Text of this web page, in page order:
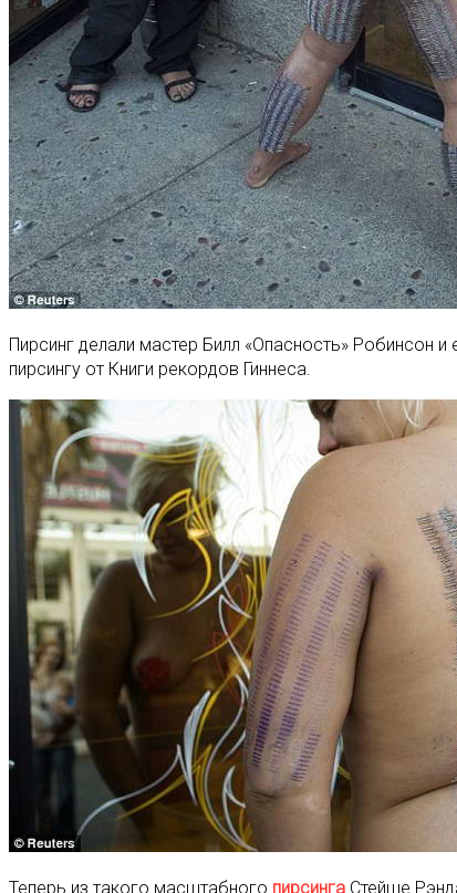
Пирсинг делали мастер Билл «Опасность» Робинсон
пирсингу от Книги рекордов Гиннеса.
Теперь из такого масштабного пирсинга Стейше